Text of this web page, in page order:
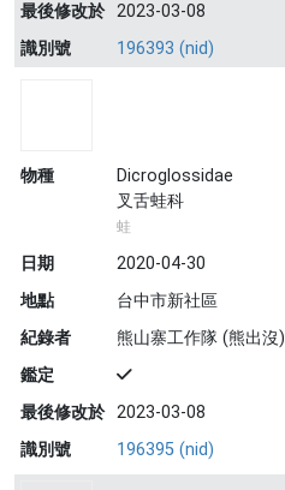
最後修改於 2023-03-08
識別號
196393 (nid)
物種
Dicroglossidae
叉舌蛙科
蛙
日期
2020-04-30
地點
台中市新社區
紀錄者
熊山寨工作隊 (熊出沒)
鑑定
最後修改於 2023-03-08
識別號
196395 (nid)